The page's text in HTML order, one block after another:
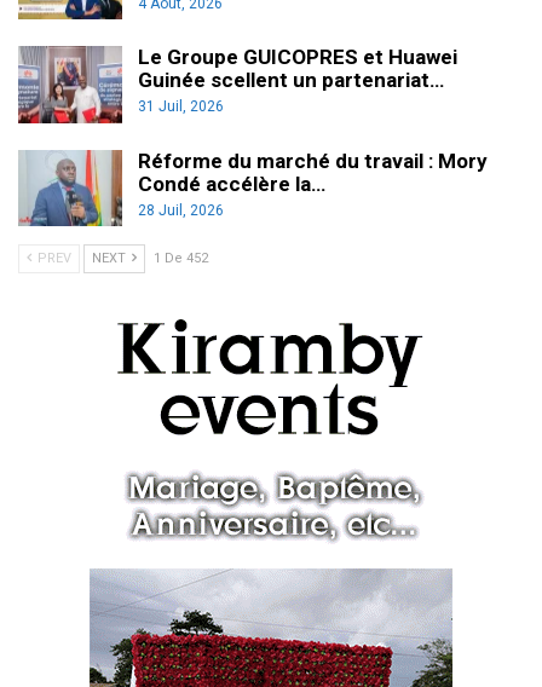
Le Groupe GUICOPRES et Huawei
Guinée scellent un partenariat…
31 Juil, 2026
Réforme du marché du travail : Mory
Condé accélère la…
28 Juil, 2026
PREV NEXT 1 De 452